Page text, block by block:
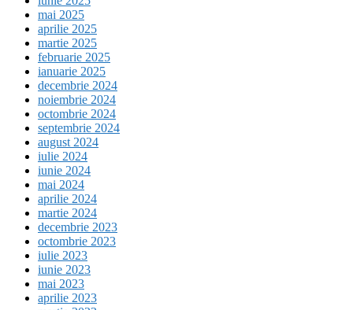
mai 2025
aprilie 2025
martie 2025
februarie 2025
ianuarie 2025
decembrie 2024
noiembrie 2024
octombrie 2024
septembrie 2024
august 2024
iulie 2024
iunie 2024
mai 2024
aprilie 2024
martie 2024
decembrie 2023
octombrie 2023
iulie 2023
iunie 2023
mai 2023
aprilie 2023